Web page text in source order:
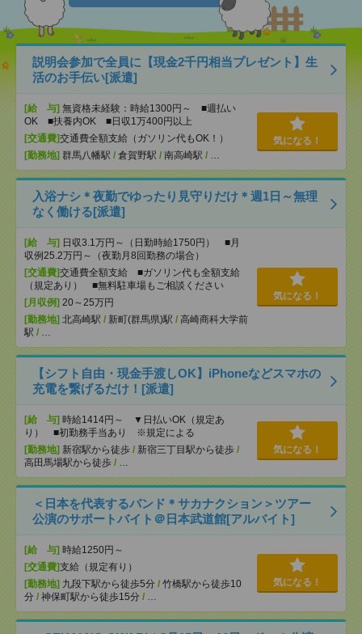
説明会参加で全員に【現金2千円相当プレゼント】生
活のお手伝い[派遣]
[給 与] 無資格未経験：時給1300円～ ■週払い
OK ■扶養内OK ■日収1万400円以上
[交通費]交通費全額支給（ガソリン代もOK！）
[勤務地] 群馬八幡駅 / 倉賀野駅 / 南高崎駅 / …
気になる！
入浴ナシ＊夜勤でゆったり見守りだけ＊週1日～無理
なく働ける[派遣]
[給 与] 日収3.1万円～（日勤時給1750円） ■月
収例25.2万円～（夜勤月8回勤務の場合）
[交通費]交通費全額支給 ■ガソリン代も全額支給
（規定あり） ■無料駐車場もご相談ください
[月収例] 20～25万円
[勤務地] 北高崎駅 / 新町(群馬県)駅 / 高崎商科大学前
駅 / …
気になる！
【シフト自由・現金手渡しOK】iPhoneなどスマホの
充電を繋げるだけ！[派遣]
[給 与] 時給1414円～ ▼日払いOK（規定あ
り） ■初勤務手当あり ※規定による
[勤務地] 新宿駅から徒歩 / 新宿三丁目駅から徒歩 /
高田馬場駅から徒歩 / …
気になる！
＜日本を代表するバンド＊サカナクション＞ツアー
公演のサポートバイト＠日本武道館[アルバイト]
[給 与] 時給1250円～
[交通費]支給（規定有り）
[勤務地] 九段下駅から徒歩5分 / 竹橋駅から徒歩10
分 / 神保町駅から徒歩15分 / …
気になる！